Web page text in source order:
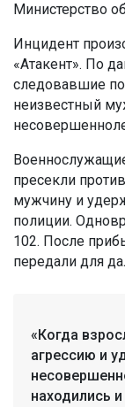
Министерство
Инцидент
«Атакент». По
следовавшие
неизвестный
пресекли
мужчину и
полиции.
102. После
передали для
«Когда
агрессию и
находились